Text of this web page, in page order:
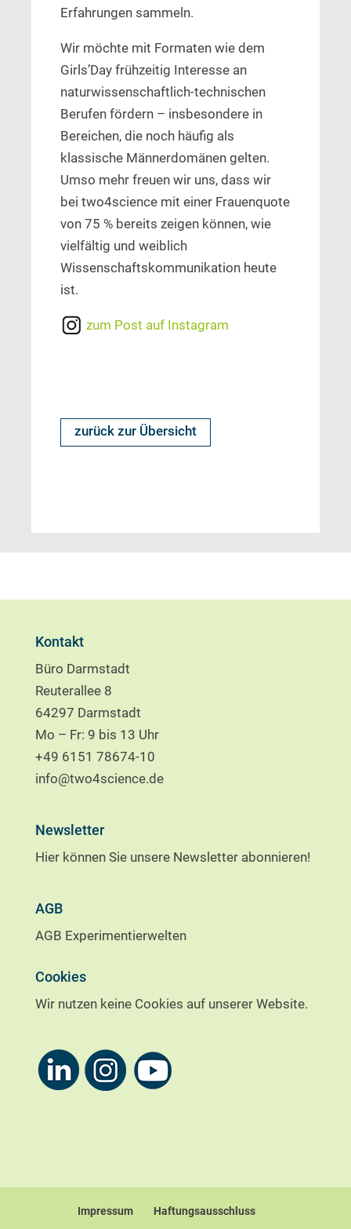
Erfahrungen sammeln.
Wir möchte mit Formaten wie dem
Girls’Day frühzeitig Interesse an
naturwissenschaftlich-technischen
Berufen fördern – insbesondere in
Bereichen, die noch häufig als
klassische Männerdomänen gelten.
Umso mehr freuen wir uns, dass wir
bei two4science mit einer Frauenquote
von 75 % bereits zeigen können, wie
vielfältig und weiblich
Wissenschaftskommunikation heute
ist.
zum Post auf Instagram
zurück zur Übersicht
Kontakt
Büro Darmstadt
Reuterallee 8
64297 Darmstadt
Mo – Fr: 9 bis 13 Uhr
+49 6151 78674-10
info@two4science.de
Newsletter
Hier können Sie unsere Newsletter abonnieren!
AGB
AGB Experimentierwelten
Cookies
Wir nutzen keine Cookies auf unserer Website.
Impressum
Haftungsausschluss